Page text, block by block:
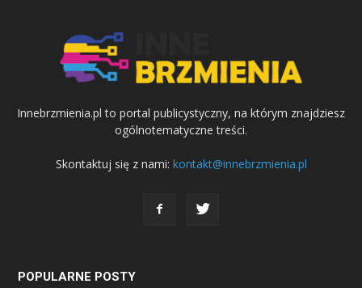
Innebrzmienia.pl to portal publicystyczny, na którym znajdziesz
ogólnotematyczne treści.
Skontaktuj się z nami: kontakt@innebrzmienia.pl
POPULARNE POSTY